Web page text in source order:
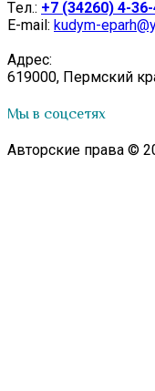
Tел.: +7 (34260) 4-
E-mail: kudym-
Адрес:
619000, Пермский
Мы в соцсетях
Авторские права ©